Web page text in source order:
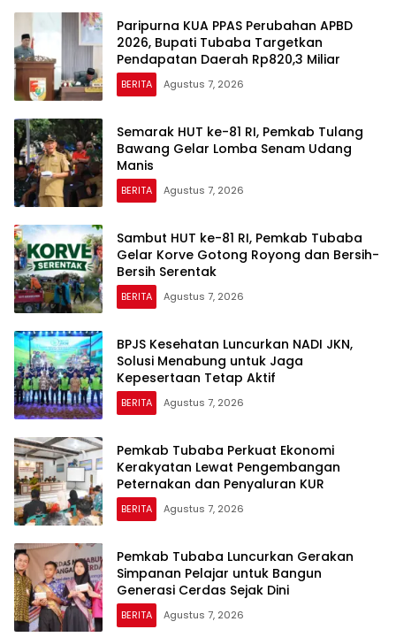
Paripurna KUA PPAS Perubahan APBD
2026, Bupati Tubaba Targetkan
Pendapatan Daerah Rp820,3 Miliar
BERITA Agustus 7, 2026
Semarak HUT ke-81 RI, Pemkab Tulang
Bawang Gelar Lomba Senam Udang
Manis
BERITA Agustus 7, 2026
Sambut HUT ke-81 RI, Pemkab Tubaba
Gelar Korve Gotong Royong dan Bersih-
Bersih Serentak
BERITA Agustus 7, 2026
BPJS Kesehatan Luncurkan NADI JKN,
Solusi Menabung untuk Jaga
Kepesertaan Tetap Aktif
BERITA Agustus 7, 2026
Pemkab Tubaba Perkuat Ekonomi
Kerakyatan Lewat Pengembangan
Peternakan dan Penyaluran KUR
BERITA Agustus 7, 2026
Pemkab Tubaba Luncurkan Gerakan
Simpanan Pelajar untuk Bangun
Generasi Cerdas Sejak Dini
BERITA Agustus 7, 2026